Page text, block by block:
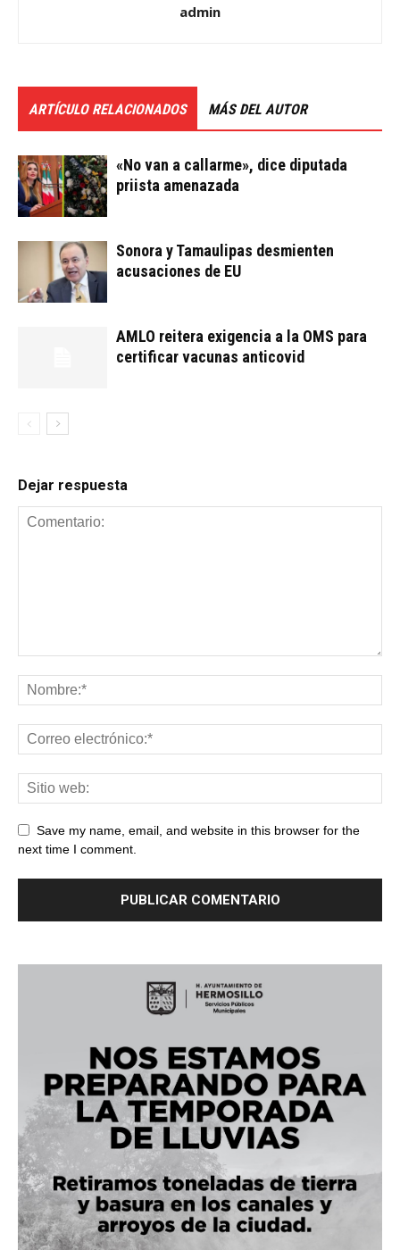
admin
ARTÍCULO RELACIONADOS MÁS DEL AUTOR
«No van a callarme», dice diputada
priista amenazada
Sonora y Tamaulipas desmienten
acusaciones de EU
AMLO reitera exigencia a la OMS para
certificar vacunas anticovid
Dejar respuesta
Save my name, email, and website in this browser for the
next time I comment.